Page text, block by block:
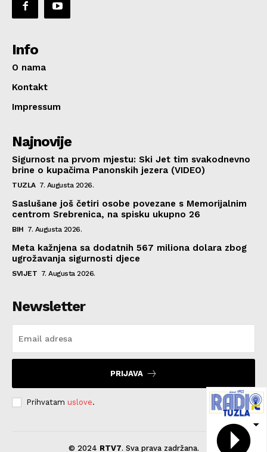
Info
O nama
Kontakt
Impressum
Najnovije
Sigurnost na prvom mjestu: Ski Jet tim svakodnevno
brine o kupačima Panonskih jezera (VIDEO)
TUZLA 7. Augusta 2026.
Saslušane još četiri osobe povezane s Memorijalnim
centrom Srebrenica, na spisku ukupno 26
BIH 7. Augusta 2026.
Meta kažnjena sa dodatnih 567 miliona dolara zbog
ugrožavanja sigurnosti djece
SVIJET 7. Augusta 2026.
Newsletter
PRIJAVA
Prihvatam uslove.
© 2024 RTV7. Sva prava zadržana.